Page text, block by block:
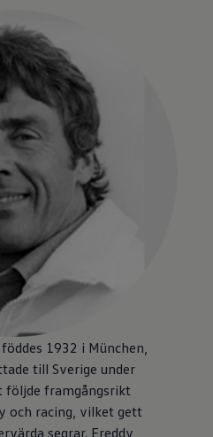
1932 i München,
till Sverige under
följde framgångsrikt
och racing, vilket gett
segrar. Freddy